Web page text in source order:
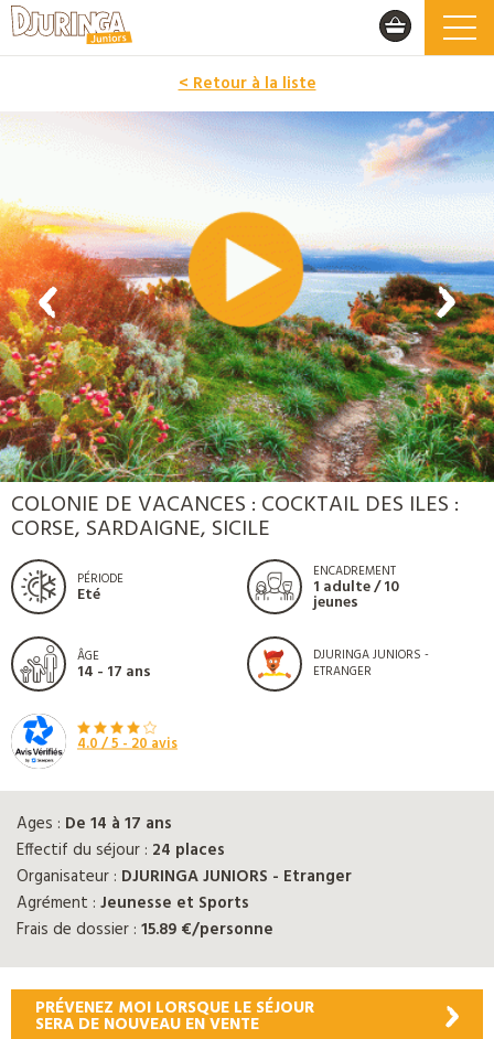
< Retour à la liste
PROMO
COLONIE DE VACANCES : COCKTAIL DES ILES :
CORSE, SARDAIGNE, SICILE
PÉRIODE
Eté
ENCADREMENT
1 adulte / 10
jeunes
ÂGE
14 - 17 ans
DJURINGA JUNIORS -
ETRANGER
4.0/ 5 -20avis
Ages : De 14 à 17 ans
Effectif du séjour : 24 places
Organisateur : DJURINGA JUNIORS - Etranger
Agrément : Jeunesse et Sports
Frais de dossier : 15.89 €/personne
PRÉVENEZ MOI LORSQUE LE SÉJOUR
SERA DE NOUVEAU EN VENTE